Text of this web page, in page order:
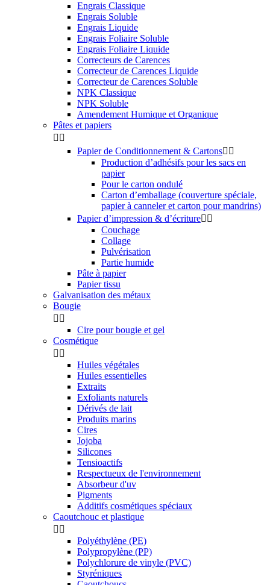
Engrais Classique
Engrais Soluble
Engrais Liquide
Engrais Foliaire Soluble
Engrais Foliaire Liquide
Correcteurs de Carences
Correcteur de Carences Liquide
Correcteur de Carences Soluble
NPK Classique
NPK Soluble
Amendement Humique et Organique
Pâtes et papiers
 
Papier de Conditionnement & Cartons 
Production d’adhésifs pour les sacs en
papier
Pour le carton ondulé
Carton d’emballage (couverture spéciale,
papier à canneler et carton pour mandrins)
Papier d’impression & d’écriture 
Couchage
Collage
Pulvérisation
Partie humide
Pâte à papier
Papier tissu
Galvanisation des métaux
Bougie
 
Cire pour bougie et gel
Cosmétique
 
Huiles végétales
Huiles essentielles
Extraits
Exfoliants naturels
Dérivés de lait
Produits marins
Cires
Jojoba
Silicones
Tensioactifs
Respectueux de l'environnement
Absorbeur d'uv
Pigments
Additifs cosmétiques spéciaux
Caoutchouc et plastique
 
Polyéthylène (PE)
Polypropylène (PP)
Polychlorure de vinyle (PVC)
Styréniques